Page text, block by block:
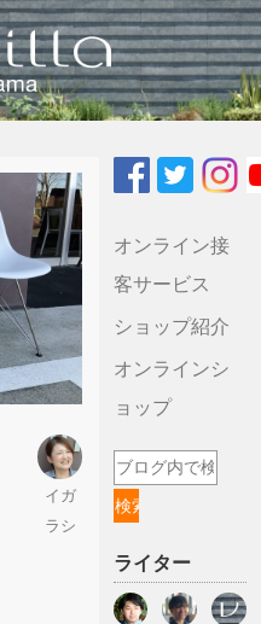
イガ
ラシ
オンライン接
客サービス
ショップ紹介
オンラインシ
ョップ
ライター